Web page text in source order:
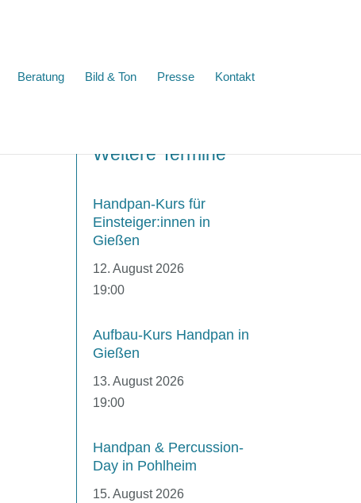
Beratung Bild & Ton Presse Kontakt
Weitere Termine
Handpan-Kurs für
Einsteiger:innen in
Gießen
12. August 2026
19:00
Aufbau-Kurs Handpan in
Gießen
13. August 2026
19:00
Handpan & Percussion-
Day in Pohlheim
15. August 2026